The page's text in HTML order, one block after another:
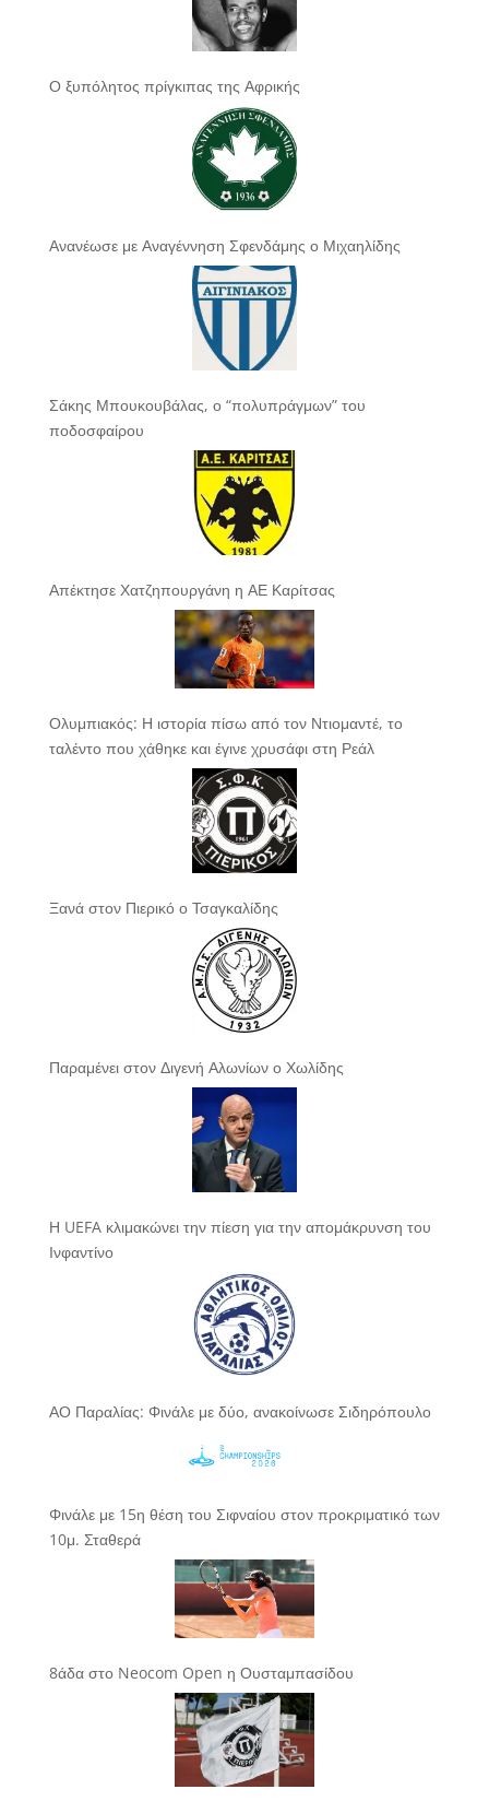
Ο ξυπόλητος πρίγκιπας της Αφρικής
Ανανέωσε με Αναγέννηση Σφενδάμης ο Μιχαηλίδης
Σάκης Μπουκουβάλας, ο “πολυπράγμων” του
ποδοσφαίρου
Απέκτησε Χατζηπουργάνη η ΑΕ Καρίτσας
Ολυμπιακός: Η ιστορία πίσω από τον Ντιομαντέ, το
ταλέντο που χάθηκε και έγινε χρυσάφι στη Ρεάλ
Ξανά στον Πιερικό ο Τσαγκαλίδης
Παραμένει στον Διγενή Αλωνίων ο Χωλίδης
Η UEFA κλιμακώνει την πίεση για την απομάκρυνση του
Ινφαντίνο
ΑΟ Παραλίας: Φινάλε με δύο, ανακοίνωσε Σιδηρόπουλο
Φινάλε με 15η θέση του Σιφναίου στον προκριματικό των
10μ. Σταθερά
8άδα στο Neocom Open η Ουσταμπασίδου